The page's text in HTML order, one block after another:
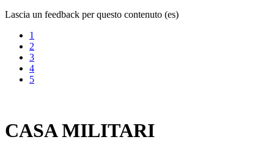
Lascia un feedback per questo contenuto (es)
1
2
3
4
5
CASA MILITARI